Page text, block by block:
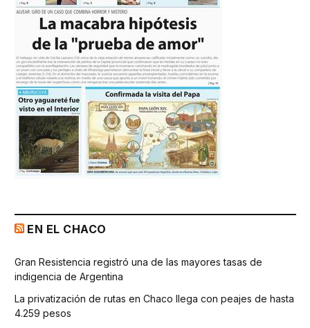
EN EL CHACO
Gran Resistencia registró una de las mayores tasas de
indigencia de Argentina
La privatización de rutas en Chaco llega con peajes de hasta
4.259 pesos